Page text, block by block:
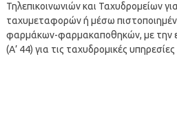
Τηλεπικοινωνιών και Ταχυδρομείων
ταχυμεταφορών ή μέσω
φαρμάκων-φαρμακαποθηκών, με την
(Α’ 44) για τις ταχυδρομικές υπηρεσίες